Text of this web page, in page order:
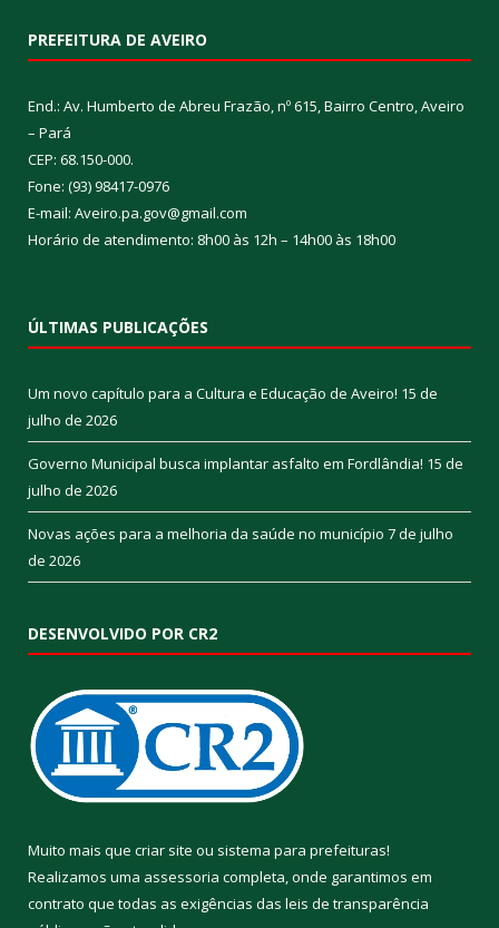
PREFEITURA DE AVEIRO
End.: Av. Humberto de Abreu Frazão, nº 615, Bairro Centro, Aveiro
– Pará
CEP: 68.150-000.
Fone: (93) 98417-0976
E-mail: Aveiro.pa.gov@gmail.com
Horário de atendimento: 8h00 às 12h – 14h00 às 18h00
ÚLTIMAS PUBLICAÇÕES
Um novo capítulo para a Cultura e Educação de Aveiro! 15 de
julho de 2026
Governo Municipal busca implantar asfalto em Fordlândia! 15 de
julho de 2026
Novas ações para a melhoria da saúde no município 7 de julho
de 2026
DESENVOLVIDO POR CR2
Muito mais que criar site ou sistema para prefeituras!
Realizamos uma assessoria completa, onde garantimos em
contrato que todas as exigências das leis de transparência